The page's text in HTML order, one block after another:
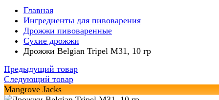
Главная
Ингредиенты для пивоварения
Дрожжи пивоваренные
Сухие дрожжи
Дрожжи Belgian Tripel M31, 10 гр
Предыдущий товар
Следующий товар
Mangrove Jacks